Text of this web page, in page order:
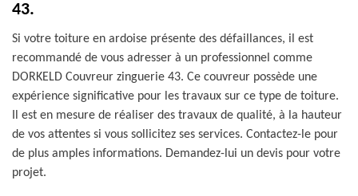
43.
Si votre toiture en ardoise présente des défaillances, il est
recommandé de vous adresser à un professionnel comme
DORKELD Couvreur zinguerie 43. Ce couvreur possède une
expérience significative pour les travaux sur ce type de toiture.
Il est en mesure de réaliser des travaux de qualité, à la hauteur
de vos attentes si vous sollicitez ses services. Contactez-le pour
de plus amples informations. Demandez-lui un devis pour votre
projet.